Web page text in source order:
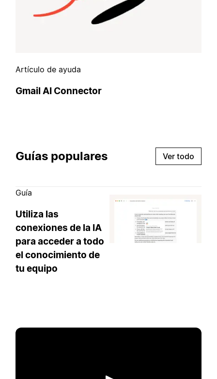
Artículo de ayuda
Gmail AI Connector
Guías populares Ver todo
Guía
Utiliza las
conexiones de la IA
para acceder a todo
el conocimiento de
tu equipo